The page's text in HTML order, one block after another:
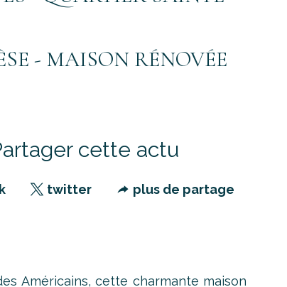
- MAISON RÉNOVÉE
cette actu
twitter plus de partage
Américains, cette charmante maison